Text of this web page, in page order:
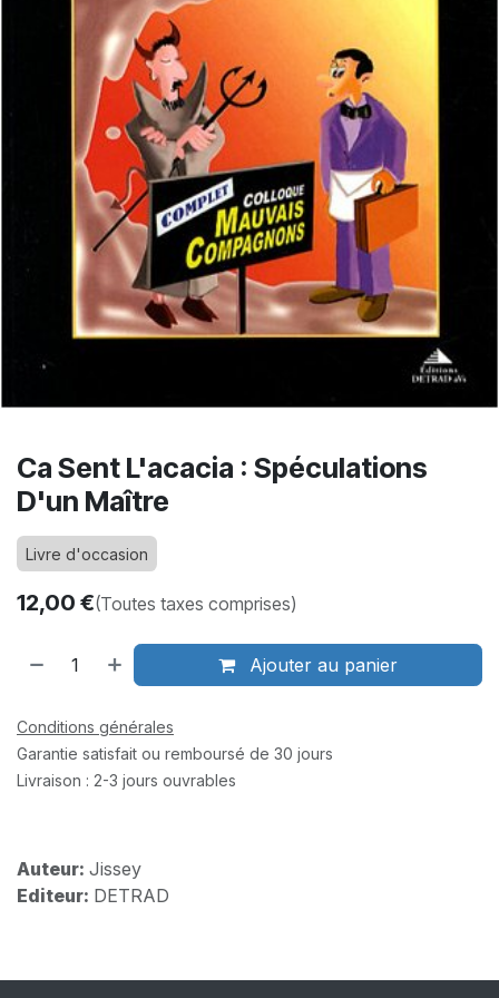
Ca Sent L'acacia : Spéculations
D'un Maître
Livre d'occasion
12,00 €(Toutes taxes comprises)
Ajouter au panier
Conditions générales
Garantie satisfait ou remboursé de 30 jours
Livraison : 2-3 jours ouvrables
Auteur: Jissey
Editeur: DETRAD